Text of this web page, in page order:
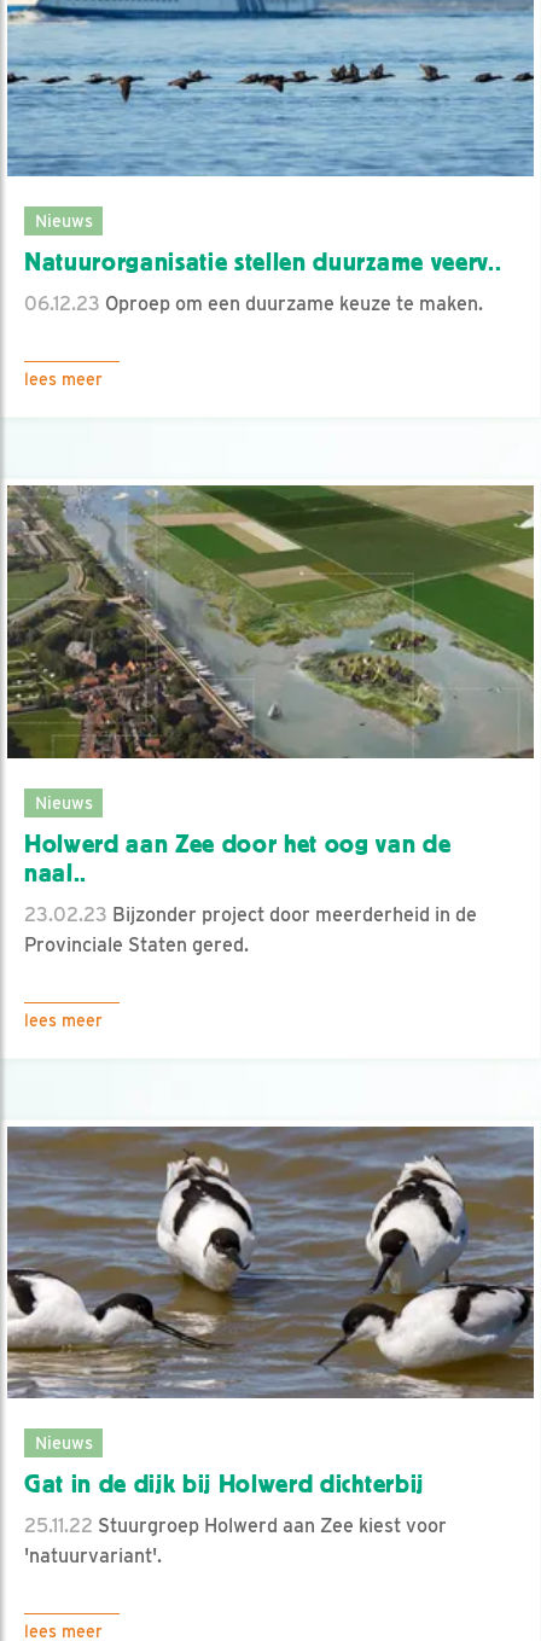
Nieuws
Natuurorganisatie stellen duurzame veerv..
06.12.23 Oproep om een duurzame keuze te maken.
lees meer
Nieuws
Holwerd aan Zee door het oog van de
naal..
23.02.23 Bijzonder project door meerderheid in de
Provinciale Staten gered.
lees meer
Nieuws
Gat in de dijk bij Holwerd dichterbij
25.11.22 Stuurgroep Holwerd aan Zee kiest voor
'natuurvariant'.
lees meer